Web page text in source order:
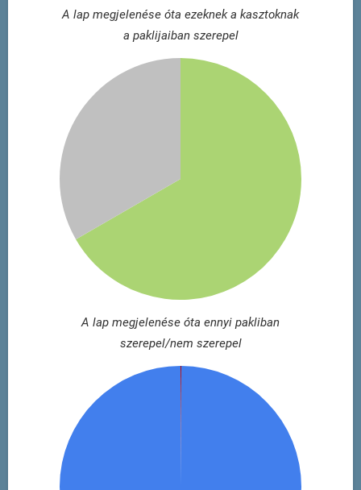
A lap megjelenése óta ezeknek a kasztoknak
a paklijaiban szerepel
A lap megjelenése óta ennyi pakliban
szerepel/nem szerepel